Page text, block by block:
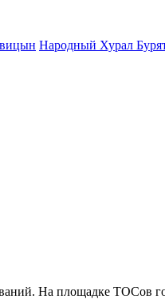
Народный Хурал
На площадке ТОСов